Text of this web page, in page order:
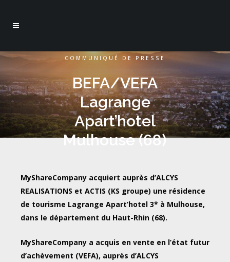
COMMUNIQUÉ DE PRESSE
BEFA/VEFA
Lagrange
Apart’hotel
Mulhouse (68)
MyShareCompany acquiert auprès d’ALCYS
REALISATIONS et ACTIS (KS groupe) une résidence
de tourisme Lagrange Apart’hotel 3* à Mulhouse,
dans le département du Haut-Rhin (68).
MyShareCompany a acquis en vente en l’état futur
d’achèvement (VEFA), auprès d’ALCYS